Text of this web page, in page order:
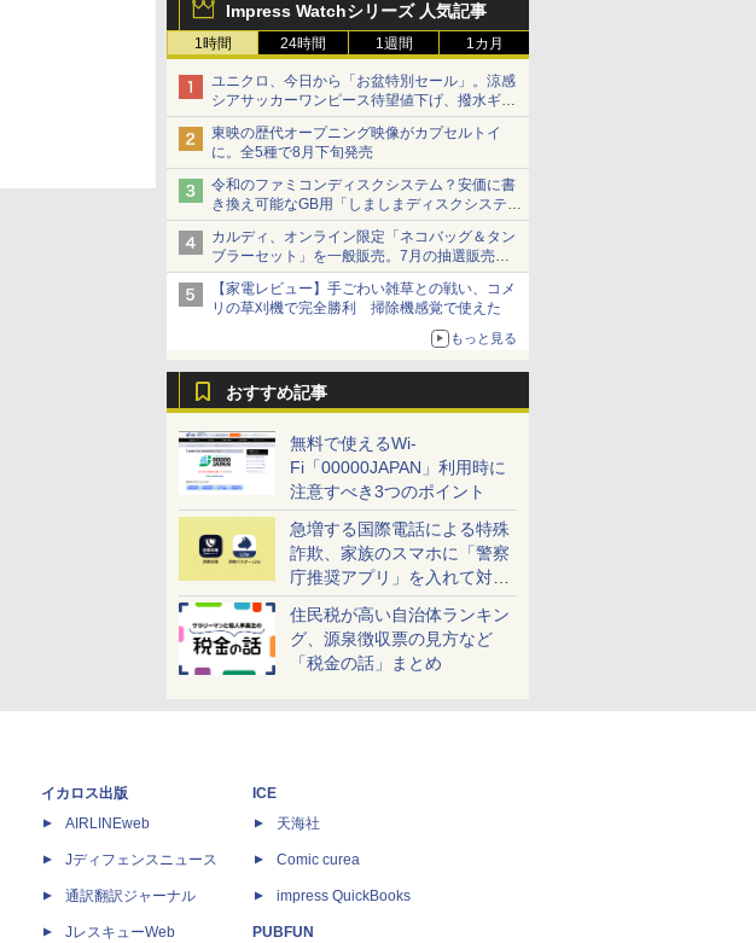
Impress Watchシリーズ 人気記事
1時間 24時間 1週間 1カ月
ユニクロ、今日から「お盆特別セール」。涼感
シアサッカーワンピース待望値下げ、撥水ギア
ショーツは1990円に
東映の歴代オープニング映像がカプセルトイ
に。全5種で8月下旬発売
令和のファミコンディスクシステム？安価に書
き換え可能なGB用「しましまディスクシステ
ム」
カルディ、オンライン限定「ネコバッグ＆タン
ブラーセット」を一般販売。7月の抽選販売の
当選無効分
【家電レビュー】手ごわい雑草との戦い、コメ
リの草刈機で完全勝利 掃除機感覚で使えた
もっと見る
おすすめ記事
無料で使えるWi-
Fi「00000JAPAN」利用時に
注意すべき3つのポイント
急増する国際電話による特殊
詐欺、家族のスマホに「警察
庁推奨アプリ」を入れて対策
しよう！
住民税が高い自治体ランキン
グ、源泉徴収票の見方など
「税金の話」まとめ
イカロス出版
AIRLINEweb
Jディフェンスニュース
通訳翻訳ジャーナル
JレスキューWeb
ICE
天海社
Comic curea
impress QuickBooks
PUBFUN